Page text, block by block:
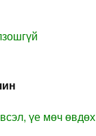
үе мөч өвдөх